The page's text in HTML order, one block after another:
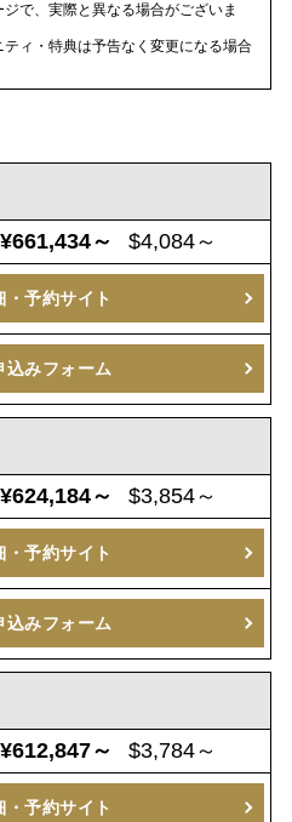
で、実際と異なる場合がございま
ィ・特典は予告なく変更になる場合
¥661,434～ $4,084～
・予約サイト
込みフォーム
¥624,184～ $3,854～
・予約サイト
込みフォーム
¥612,847～ $3,784～
・予約サイト